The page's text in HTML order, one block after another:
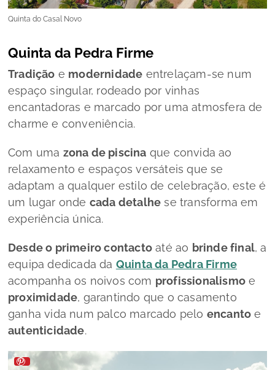
Quinta do Casal Novo
Quinta da Pedra Firme
Tradição e modernidade entrelaçam-se num
espaço singular, rodeado por vinhas
encantadoras e marcado por uma atmosfera de
charme e conveniência.
Com uma zona de piscina que convida ao
relaxamento e espaços versáteis que se
adaptam a qualquer estilo de celebração, este é
um lugar onde cada detalhe se transforma em
experiência única.
Desde o primeiro contacto até ao brinde final, a
equipa dedicada da Quinta da Pedra Firme
acompanha os noivos com profissionalismo e
proximidade, garantindo que o casamento
ganha vida num palco marcado pelo encanto e
autenticidade.